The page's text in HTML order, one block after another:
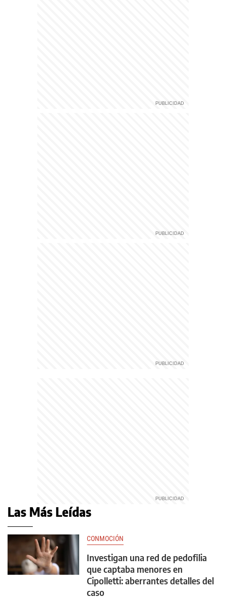
Las Más Leídas
CONMOCIÓN
Investigan una red de pedofilia
que captaba menores en
Cipolletti: aberrantes detalles del
caso